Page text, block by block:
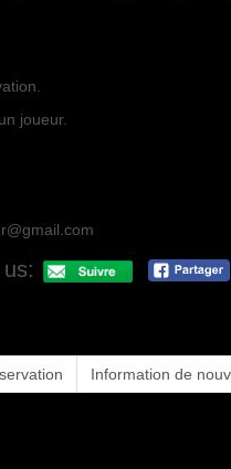
joueur.
Information de